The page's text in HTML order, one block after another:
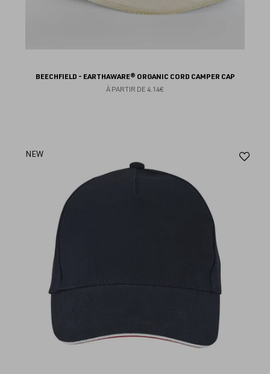
BEECHFIELD - EARTHAWARE® ORGANIC CORD CAMPER CAP
À PARTIR DE 4.14€
NEW